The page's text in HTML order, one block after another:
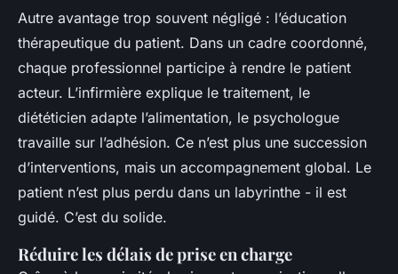
Autre avantage trop souvent négligé : l’éducation
thérapeutique du patient. Dans un cadre coordonné,
chaque professionnel participe à rendre le patient
acteur. L’infirmière explique le traitement, le
diététicien adapte l’alimentation, le psychologue
travaille sur l’adhésion. Ce n’est plus une succession
d’interventions, mais un accompagnement global. Le
patient n’est plus perdu dans un labyrinthe - il est
guidé. C’est du solide.
Réduire les délais de prise en charge